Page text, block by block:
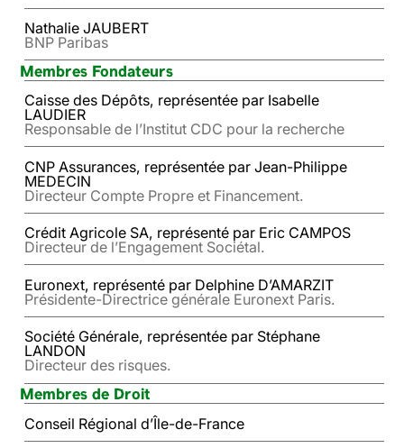
Nathalie JAUBERT
BNP Paribas
Membres Fondateurs
Caisse des Dépôts, représentée par Isabelle
LAUDIER
Responsable de l’Institut CDC pour la recherche
CNP Assurances, représentée par Jean-Philippe
MEDECIN
Directeur Compte Propre et Financement.
Crédit Agricole SA, représenté par Eric CAMPOS
Directeur de l’Engagement Sociétal.
Euronext, représenté par Delphine D’AMARZIT
Présidente-Directrice générale Euronext Paris.
Société Générale, représentée par Stéphane
LANDON
Directeur des risques.
Membres de Droit
Conseil Régional d’Île-de-France